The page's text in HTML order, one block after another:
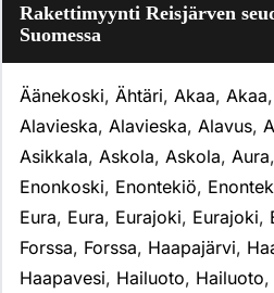
Rakettimyynti Reisjärven
Suomessa
Äänekoski, Ähtäri, Akaa, Akaa,
Alavieska, Alavieska, Alavus,
Asikkala, Askola, Askola, Aura,
Enonkoski, Enontekiö,
Eura, Eura, Eurajoki, Eurajoki,
Forssa, Forssa, Haapajärvi,
Haapavesi, Hailuoto, Hailuoto,